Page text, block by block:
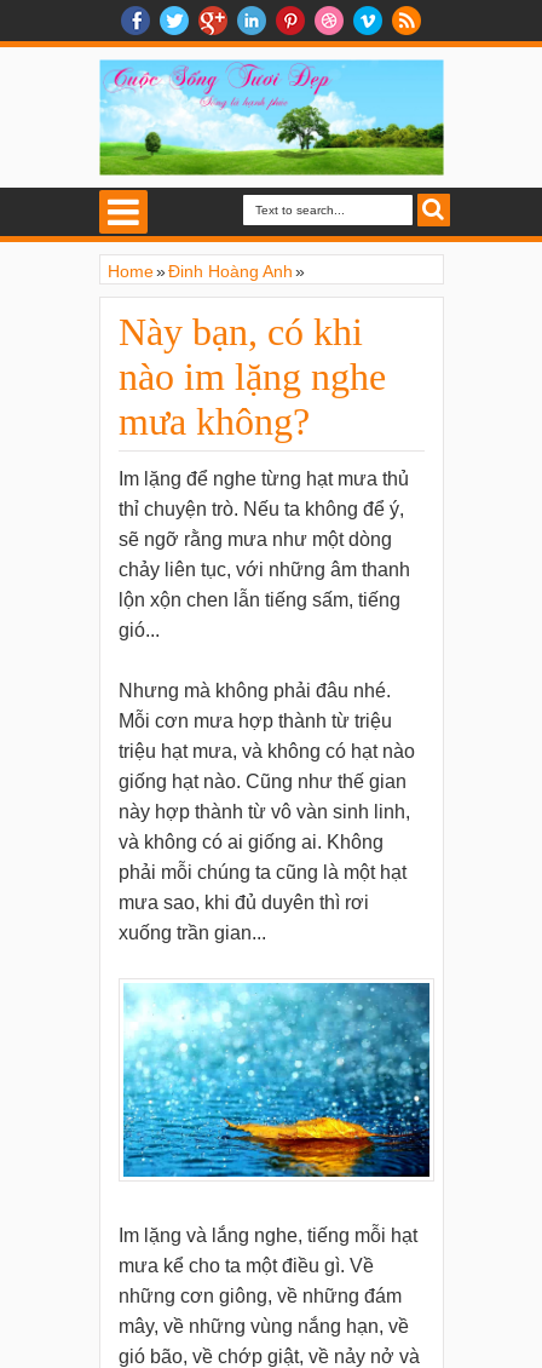
Home»Đinh Hoàng Anh»
không?
Này bạn, có khi
nào im lặng nghe
mưa không?
Im lặng để nghe từng hạt mưa thủ
thỉ chuyện trò. Nếu ta không để ý,
sẽ ngỡ rằng mưa như một dòng
chảy liên tục, với những âm thanh
lộn xộn chen lẫn tiếng sấm, tiếng
gió...
Nhưng mà không phải đâu nhé.
Mỗi cơn mưa hợp thành từ triệu
triệu hạt mưa, và không có hạt nào
giống hạt nào. Cũng như thế gian
này hợp thành từ vô vàn sinh linh,
và không có ai giống ai. Không
phải mỗi chúng ta cũng là một hạt
mưa sao, khi đủ duyên thì rơi
xuống trần gian...
Im lặng và lắng nghe, tiếng mỗi hạt
mưa kể cho ta một điều gì. Về
những cơn giông, về những đám
mây, về những vùng nắng hạn, về
gió bão, về chớp giật, về nảy nở và